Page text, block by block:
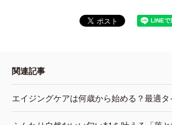
関連記事
エイジングケアは何歳から始める？最適